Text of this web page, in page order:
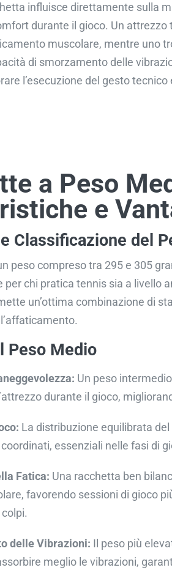
influisce direttamente sulla
durante il gioco. Un
muscolare, mentre uno
di smorzamento delle
l’esecuzione del gesto
a Peso
e
Classificazione del
peso compreso tra 295 e 305
per chi pratica tennis sia a livello
un’ottima combinazione di
Peso Medio
Un peso
durante il gioco,
La distribuzione equilibrata
essenziali nelle fasi di
Fatica: Una racchetta ben
favorendo sessioni di gioco
colpi.
delle Vibrazioni: Il peso più
meglio le vibrazioni,